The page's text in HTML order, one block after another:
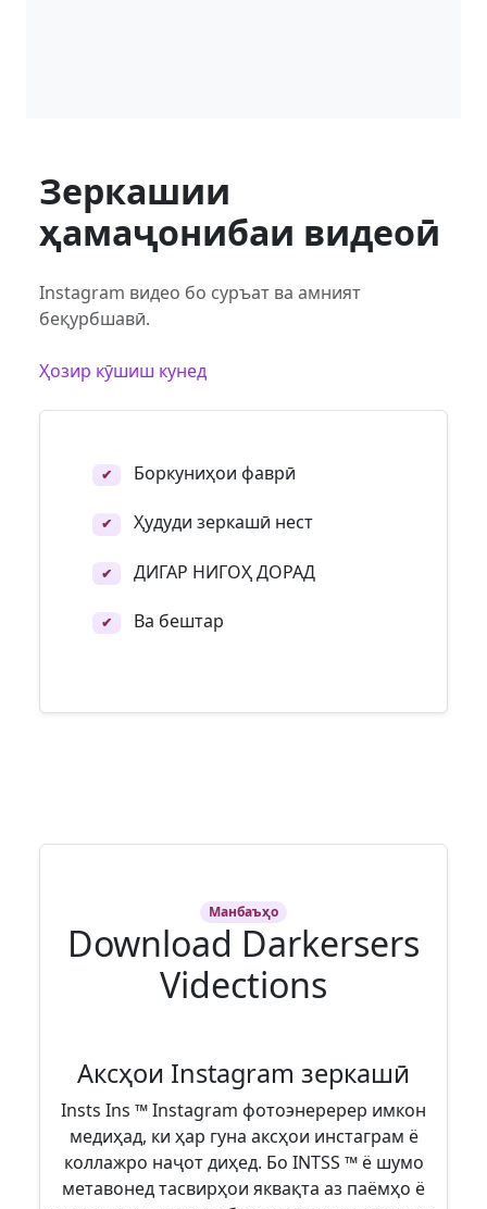
Зеркашии
ҳамаҷонибаи видеоӣ
Instagram видео бо суръат ва амният
беқурбшавӣ.
Ҳозир кӯшиш кунед
✔ Боркуниҳои фаврӣ
✔ Ҳудуди зеркашӣ нест
✔ ДИГАР НИГОҲ ДОРАД
✔ Ва бештар
Манбаъҳо
Download Darkersers
Vidections
Аксҳои Instagram зеркашӣ
Insts Ins ™ Instagram фотоэнеререр имкон
медиҳад, ки ҳар гуна аксҳои инстаграм ё
коллажро наҷот диҳед. Бо INTSS ™ ё шумо
метавонед тасвирҳои яквақта аз паёмҳо ё